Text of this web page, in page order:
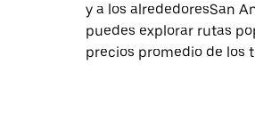
y a los alrededoresSan
puedes explorar rutas
precios promedio de los